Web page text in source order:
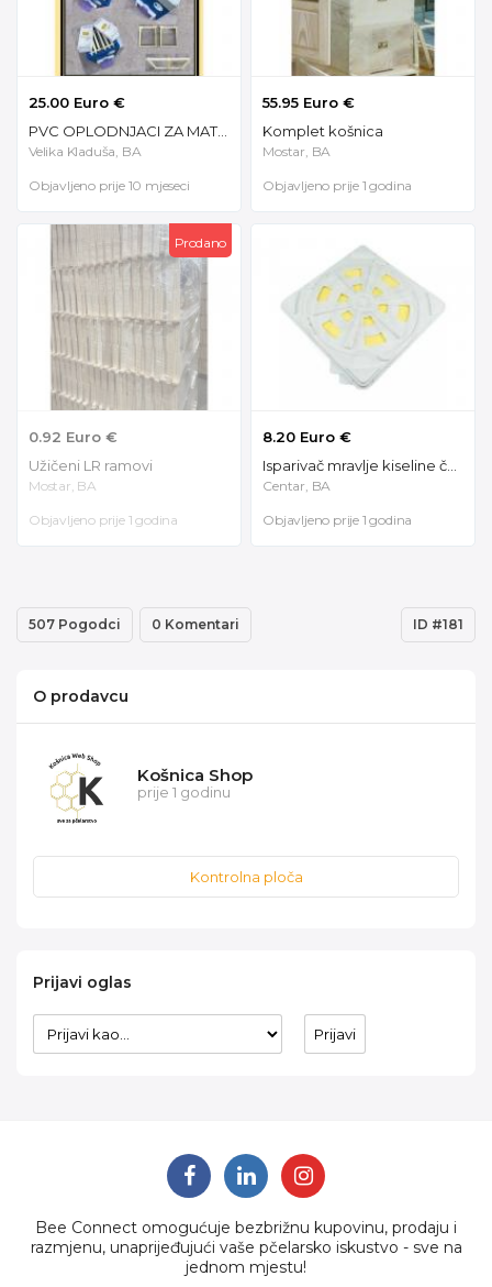
25.00 Euro €
PVC OPLODNJACI ZA MATICE
Velika Kladuša, BA
Objavljeno prije 10 mjeseci
55.95 Euro €
Komplet košnica
Mostar, BA
Objavljeno prije 1 godina
Prodano
0.92 Euro €
Užičeni LR ramovi
Mostar, BA
Objavljeno prije 1 godina
8.20 Euro €
Centar, BA
Objavljeno prije 1 godina
507 Pogodci 0 Komentari ID #181
O prodavcu
Košnica Shop
prije 1 godinu
Kontrolna ploča
Prijavi oglas
Bee Connect omogućuje bezbrižnu kupovinu, prodaju i
razmjenu, unaprijeđujući vaše pčelarsko iskustvo - sve na
jednom mjestu!